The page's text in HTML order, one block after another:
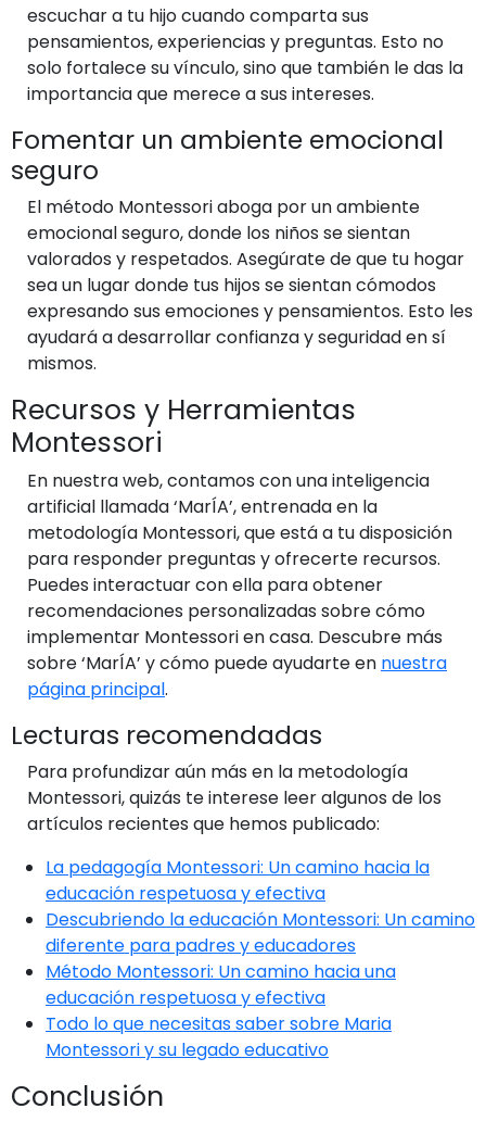
escuchar a tu hijo cuando comparta sus
pensamientos, experiencias y preguntas. Esto no
solo fortalece su vínculo, sino que también le das la
importancia que merece a sus intereses.
Fomentar un ambiente emocional
seguro
El método Montessori aboga por un ambiente
emocional seguro, donde los niños se sientan
valorados y respetados. Asegúrate de que tu hogar
sea un lugar donde tus hijos se sientan cómodos
expresando sus emociones y pensamientos. Esto les
ayudará a desarrollar confianza y seguridad en sí
mismos.
Recursos y Herramientas
Montessori
En nuestra web, contamos con una inteligencia
artificial llamada ‘MarÍA’, entrenada en la
metodología Montessori, que está a tu disposición
para responder preguntas y ofrecerte recursos.
Puedes interactuar con ella para obtener
recomendaciones personalizadas sobre cómo
implementar Montessori en casa. Descubre más
sobre ‘MarÍA’ y cómo puede ayudarte en nuestra
página principal.
Lecturas recomendadas
Para profundizar aún más en la metodología
Montessori, quizás te interese leer algunos de los
artículos recientes que hemos publicado:
La pedagogía Montessori: Un camino hacia la
educación respetuosa y efectiva
Descubriendo la educación Montessori: Un camino
diferente para padres y educadores
Método Montessori: Un camino hacia una
educación respetuosa y efectiva
Todo lo que necesitas saber sobre Maria
Montessori y su legado educativo
Conclusión